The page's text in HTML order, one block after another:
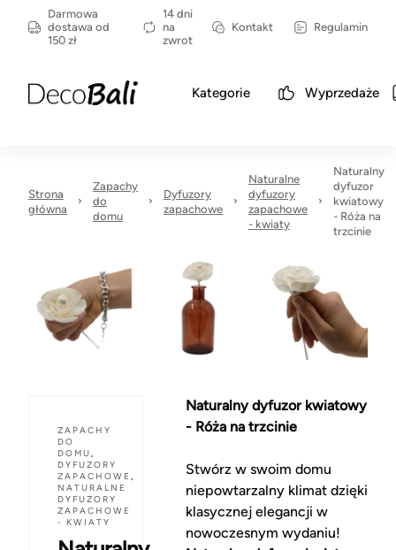
Darmowa
dostawa od
150 zł
14 dni
na
zwrot
Kontakt Regulamin
Kategorie Wyprzedaże
Strona
główna
Zapachy
do
domu
Dyfuzory
zapachowe
Naturalne
dyfuzory
zapachowe
- kwiaty
Naturalny
dyfuzor
kwiatowy
- Róża na
trzcinie
ZAPACHY
DO
DOMU,
DYFUZORY
ZAPACHOWE ,
NATURALNE
DYFUZORY
ZAPACHOWE
- KWIATY
Naturalny dyfuzor kwiatowy
- Róża na trzcinie
Stwórz w swoim domu
niepowtarzalny klimat dzięki
klasycznej elegancji w
nowoczesnym wydaniu!